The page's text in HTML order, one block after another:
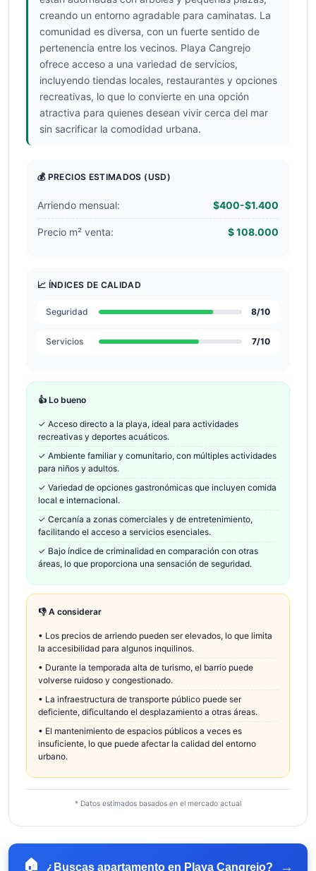
creando un entorno agradable para caminatas. La
comunidad es diversa, con un fuerte sentido de
pertenencia entre los vecinos. Playa Cangrejo
ofrece acceso a una variedad de servicios,
incluyendo tiendas locales, restaurantes y opciones
recreativas, lo que lo convierte en una opción
atractiva para quienes desean vivir cerca del mar
sin sacrificar la comodidad urbana.
💰 PRECIOS ESTIMADOS (USD)
Arriendo mensual: $400-$1.400
Precio m² venta: $ 108.000
📈 ÍNDICES DE CALIDAD
Seguridad 8/10
Servicios 7/10
👍 Lo bueno
✓ Acceso directo a la playa, ideal para actividades
recreativas y deportes acuáticos.
✓ Ambiente familiar y comunitario, con múltiples actividades
para niños y adultos.
✓ Variedad de opciones gastronómicas que incluyen comida
local e internacional.
✓ Cercanía a zonas comerciales y de entretenimiento,
facilitando el acceso a servicios esenciales.
✓ Bajo índice de criminalidad en comparación con otras
áreas, lo que proporciona una sensación de seguridad.
👎 A considerar
• Los precios de arriendo pueden ser elevados, lo que limita
la accesibilidad para algunos inquilinos.
• Durante la temporada alta de turismo, el barrio puede
volverse ruidoso y congestionado.
• La infraestructura de transporte público puede ser
deficiente, dificultando el desplazamiento a otras áreas.
• El mantenimiento de espacios públicos a veces es
insuficiente, lo que puede afectar la calidad del entorno
urbano.
* Datos estimados basados en el mercado actual
🏠 ¿Buscas apartamento en Playa Cangrejo? →